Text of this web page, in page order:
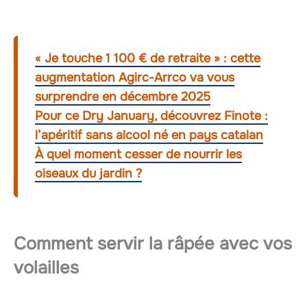
« Je touche 1 100 € de retraite » : cette
augmentation Agirc-Arrco va vous
surprendre en décembre 2025
Pour ce Dry January, découvrez Finote :
l’apéritif sans alcool né en pays catalan
À quel moment cesser de nourrir les
oiseaux du jardin ?
Comment servir la râpée avec vos
volailles